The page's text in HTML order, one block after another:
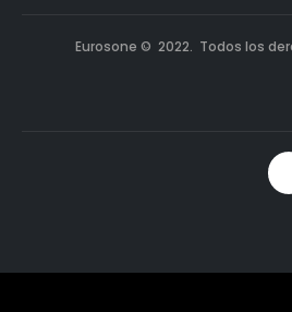
Eurosone © 2022. Todos los